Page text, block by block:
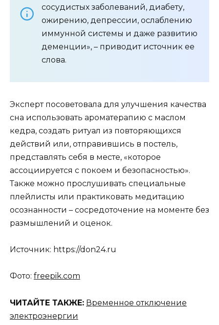
сосудистых заболеваний, диабету,
ожирению, депрессии, ослаблению
иммунной системы и даже развитию
деменции», – приводит источник ее
слова.
Эксперт посоветовала для улучшения качества
сна использовать ароматерапию с маслом
кедра, создать ритуал из повторяющихся
действий или, отправившись в постель,
представлять себя в месте, «которое
ассоциируется с покоем и безопасностью».
Также можно прослушивать специальные
плейлисты или практиковать медитацию
осознанности – сосредоточение на моменте без
размышлений и оценок.
Источник: https://don24.ru
Фото: freepik.com
ЧИТАЙТЕ ТАКЖЕ: Временное отключение
электроэнергии